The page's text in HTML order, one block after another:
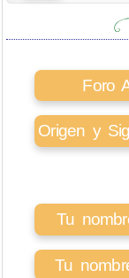
Foro
Origen y
Tu
Tu